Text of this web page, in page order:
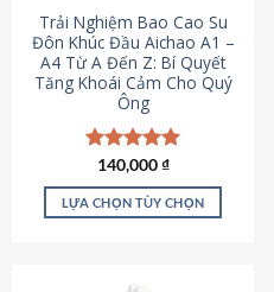
Trải Nghiệm Bao Cao Su
Đôn Khúc Đầu Aichao A1 –
A4 Từ A Đến Z: Bí Quyết
Tăng Khoái Cảm Cho Quý
Ông
Được xếp
hạng4.88
5 sao
140,000₫
LỰA CHỌN TÙY CHỌN